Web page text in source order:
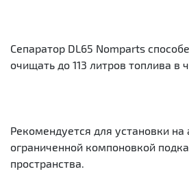
Сепаратор DL65 Nomparts
очищать до 113 литров топлива в
Рекомендуется для установки на
ограниченной компоновкой
пространства.